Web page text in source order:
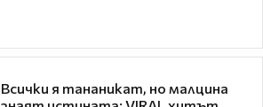
Всички я тананикат, но малцина